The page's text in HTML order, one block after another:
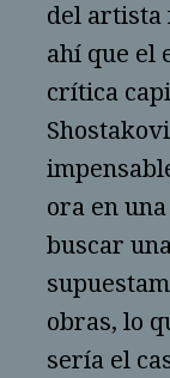
del artista
ahí que el
crítica
ora en
buscar
obras, lo
sería el